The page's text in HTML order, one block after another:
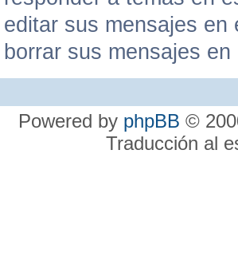
editar sus mensajes en
borrar sus mensajes
Powered by phpBB ©
Traducción al